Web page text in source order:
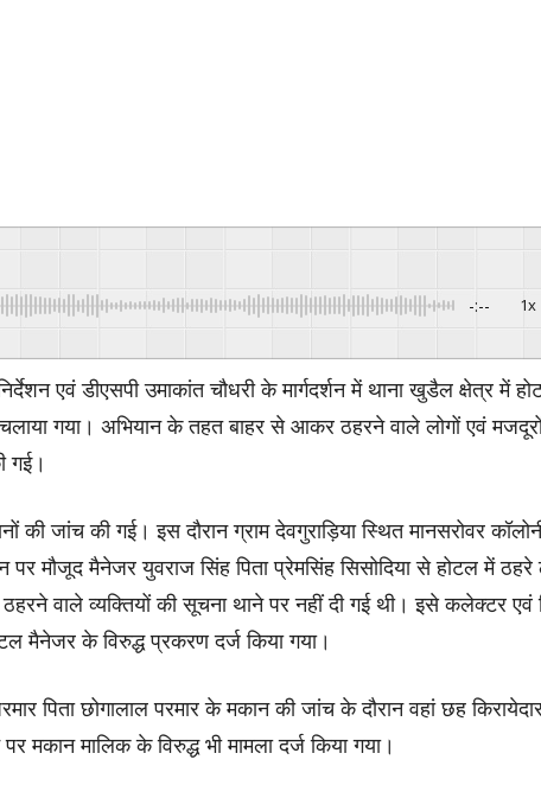
-:-- 1x
एवं डीएसपी उमाकांत चौधरी के मार्गदर्शन में थाना खुडैल क्षेत्र में
गया। अभियान के तहत बाहर से आकर ठहरने वाले लोगों एवं
गई।
की जांच की गई। इस दौरान ग्राम देवगुराड़िया स्थित मानसरोवर
मौजूद मैनेजर युवराज सिंह पिता प्रेमसिंह सिसोदिया से होटल में ठहरे
वाले व्यक्तियों की सूचना थाने पर नहीं दी गई थी। इसे कलेक्टर एवं
मैनेजर के विरुद्ध प्रकरण दर्ज किया गया।
पिता छोगालाल परमार के मकान की जांच के दौरान वहां छह
मकान मालिक के विरुद्ध भी मामला दर्ज किया गया।